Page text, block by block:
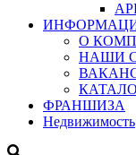
О
НАШИ
ФРАНШИЗА
Недвижимость